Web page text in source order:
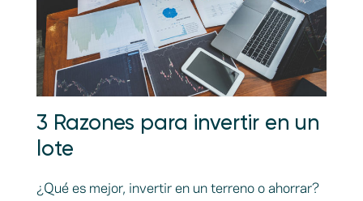
3 Razones para invertir en un
lote
¿Qué es mejor, invertir en un terreno o ahorrar?